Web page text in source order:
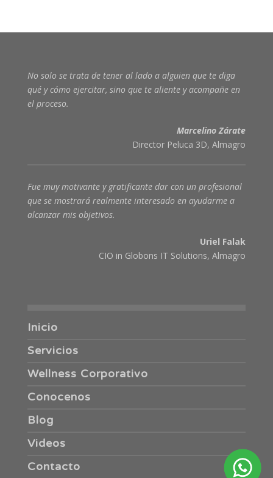
No solo se trata de tener al lado a alguien que te diga
qué y cómo ejercitar, sino que te aliente y acompañe en
el proceso.
Marcelino Zárate
Director Peluca 3D, Almagro
Fue muy motivante y gratificante dar con un profesional
que se mostrará realmente interesado en ayudarme a
alcanzar mis objetivos.
Uriel Falak
CIO in Globons IT Solutions, Almagro
Inicio
Servicios
Wellness Corporativo
Conocenos
Blog
Videos
Contacto